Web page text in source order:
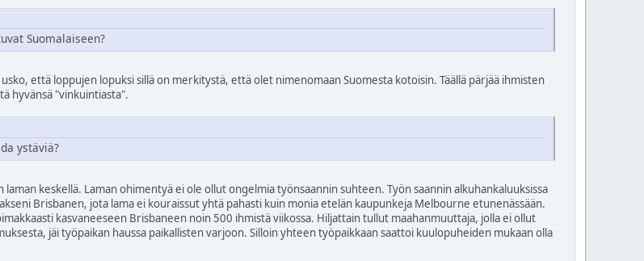
Suomalaiseen?
että loppujen lopuksi sillä on merkitystä, että olet nimenomaan Suomesta kotoisin. Täällä pärjää ihmisten
hyvänsä "vinkuintiasta".
ystäviä?
laman keskellä. Laman ohimentyä ei ole ollut ongelmia työnsaannin suhteen. Työn saannin alkuhankaluuksissa
Brisbanen, jota lama ei kouraissut yhtä pahasti kuin monia etelän kaupunkeja Melbourne etunenässään.
kasvaneeseen Brisbaneen noin 500 ihmistä viikossa. Hiljattain tullut maahanmuuttaja, jolla ei ollut
jäi työpaikan haussa paikallisten varjoon. Silloin yhteen työpaikkaan saattoi kuulopuheiden mukaan olla